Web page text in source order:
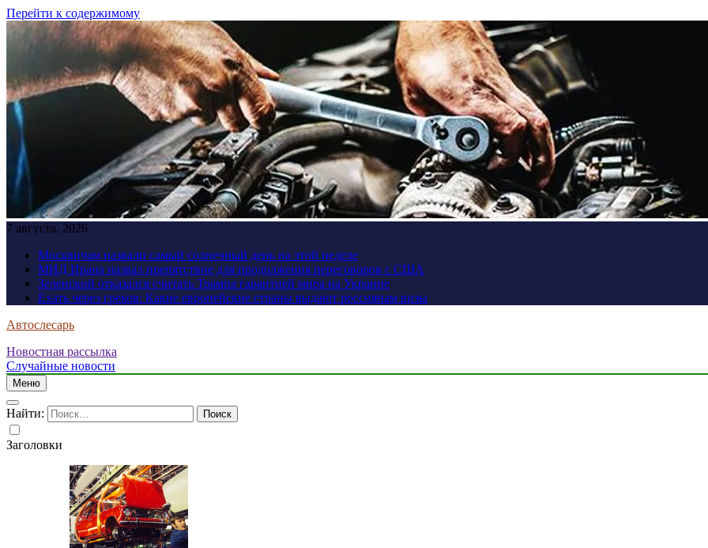
Перейти к содержимому
7 августа, 2026
Москвичам назвали самый солнечный день на этой неделе
МИД Ирана назвал препятствие для продолжения переговоров с США
Зеленский отказался считать Трампа гарантией мира на Украине
Ехать через греков: Какие европейские страны выдают россиянам визы
Автослесарь
Новостная рассылка
Случайные новости
Меню
Найти:
Заголовки